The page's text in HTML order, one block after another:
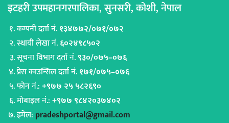
इटहरी उपमहानगरपालिका, सुनसरी, कोशी, नेपाल
कम्पनी दर्ता नं.१३४७७२/०७१/०७२
स्थायी लेखा नं.६०२४९८५०२
सूचना विभाग दर्ता नं.९३०/०७५–०७६
प्रेस काउन्सिल दर्ता नं.१७१/०७५–०७६
फोन नं.:+९७७ २५ ५८२६९०
मोबाइल नं.:+९७७ ९८४२०३७४०२
इमेल: pradeshportal@gmail.com